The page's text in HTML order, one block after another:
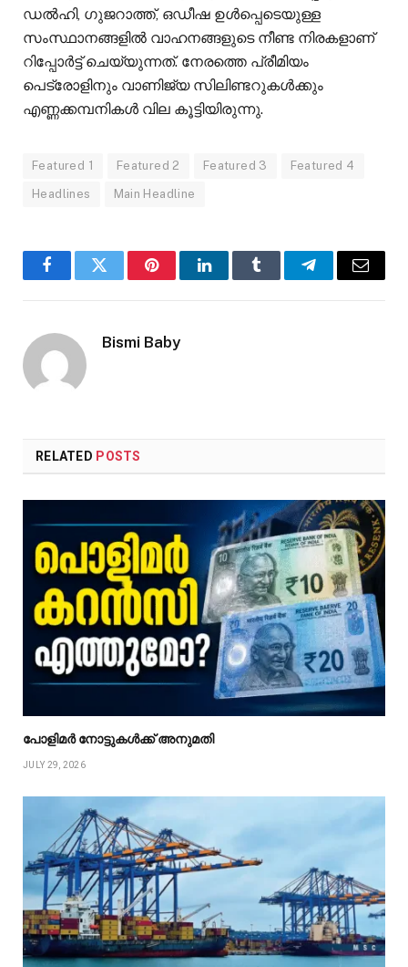
ഡൽഹി, ഗുജറാത്ത്, ഒഡീഷ ഉൾപ്പെടെയുള്ള
സംസ്ഥാനങ്ങളിൽ വാഹനങ്ങളുടെ നീണ്ട നിരകളാണ്
റിപ്പോർട്ട് ചെയ്യുന്നത്. നേരത്തെ പ്രീമിയം
പെട്രോളിനും വാണിജ്യ സിലിണ്ടറുകൾക്കും
എണ്ണക്കമ്പനികൾ വില കൂട്ടിയിരുന്നു.
Featured 1 Featured 2 Featured 3 Featured 4
Headlines Main Headline
FacebookTwitter PinterestLinkedInTumblr TelegramEmail
Bismi Baby
RELATED POSTS
പോളിമർ നോട്ടുകൾക്ക് അനുമതി
JULY 29, 2026